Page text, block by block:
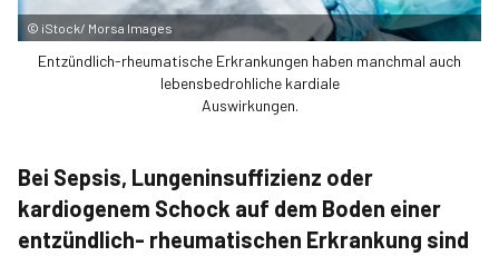
© iStock/ Morsa Images
Entzündlich-rheumatische Erkrankungen haben manchmal auch
lebensbedrohliche kardiale
Auswirkungen.
Bei Sepsis, Lungeninsuffizienz oder
kardiogenem Schock auf dem Boden einer
entzündlich- rheumatischen Erkrankung sind